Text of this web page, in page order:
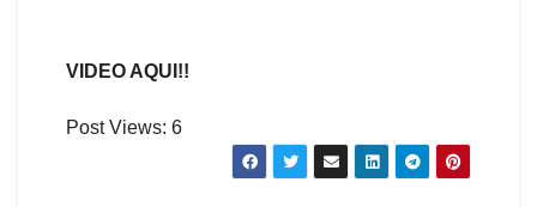
VIDEO AQUI!!
Post Views: 6